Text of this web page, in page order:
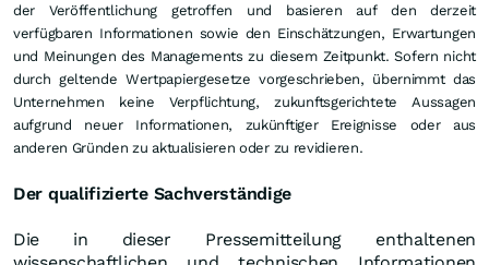
der Veröffentlichung getroffen und basieren auf den derzeit
verfügbaren Informationen sowie den Einschätzungen, Erwartungen
und Meinungen des Managements zu diesem Zeitpunkt. Sofern nicht
durch geltende Wertpapiergesetze vorgeschrieben, übernimmt das
Unternehmen keine Verpflichtung, zukunftsgerichtete Aussagen
aufgrund neuer Informationen, zukünftiger Ereignisse oder aus
anderen Gründen zu aktualisieren oder zu revidieren.
Der qualifizierte Sachverständige
Die in dieser Pressemitteilung enthaltenen